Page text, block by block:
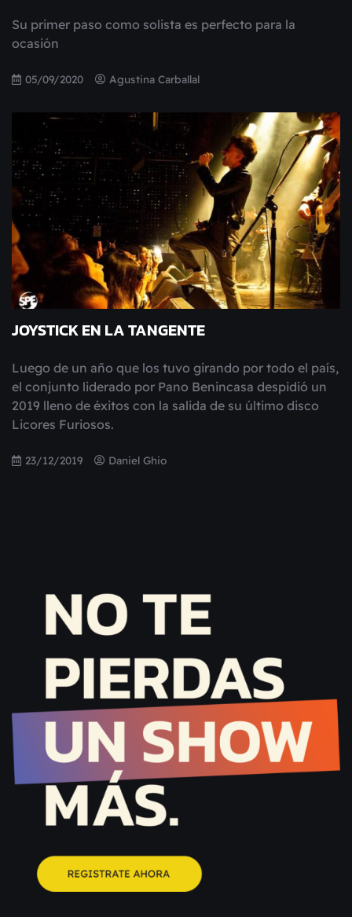
Su primer paso como solista es perfecto para la
ocasión
05/09/2020 Agustina Carballal
JOYSTICK EN LA TANGENTE
Luego de un año que los tuvo girando por todo el país,
el conjunto liderado por Pano Benincasa despidió un
2019 lleno de éxitos con la salida de su último disco
Licores Furiosos.
23/12/2019 Daniel Ghio